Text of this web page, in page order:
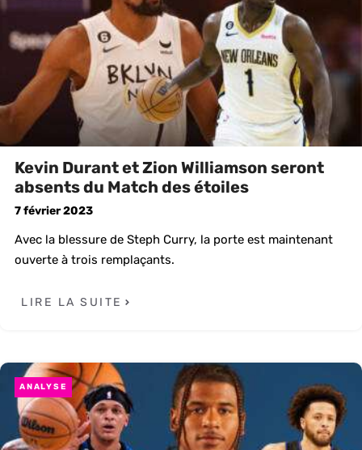
Kevin Durant et Zion Williamson seront
absents du Match des étoiles
7 février 2023
Avec la blessure de Steph Curry, la porte est maintenant
ouverte à trois remplaçants.
LIRE LA SUITE
ANALYSE